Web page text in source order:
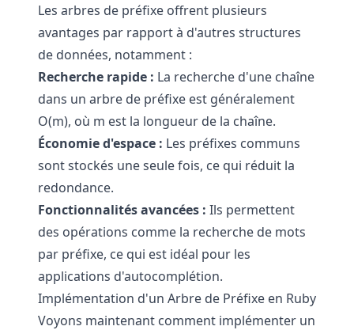
Les arbres de préfixe offrent plusieurs
avantages par rapport à d'autres structures
de données, notamment :
Recherche rapide : La recherche d'une chaîne
dans un arbre de préfixe est généralement
O(m), où m est la longueur de la chaîne.
Économie d'espace : Les préfixes communs
sont stockés une seule fois, ce qui réduit la
redondance.
Fonctionnalités avancées : Ils permettent
des opérations comme la recherche de mots
par préfixe, ce qui est idéal pour les
applications d'autocomplétion.
Implémentation d'un Arbre de Préfixe en Ruby
Voyons maintenant comment implémenter un